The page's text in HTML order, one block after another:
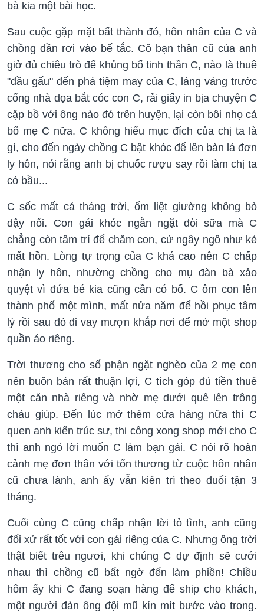
bà kia một bài học.
Sau cuộc gặp mặt bất thành đó, hôn nhân của C và
chồng dần rơi vào bế tắc. Cô bạn thân cũ của anh
giở đủ chiêu trò để khủng bố tinh thần C, nào là thuê
"đầu gấu" đến phá tiệm may của C, lảng vảng trước
cổng nhà dọa bắt cóc con C, rải giấy in bịa chuyện C
cặp bồ với ông nào đó trên huyện, lại còn bôi nhọ cả
bố mẹ C nữa. C không hiểu mục đích của chị ta là
gì, cho đến ngày chồng C bật khóc để lên bàn lá đơn
ly hôn, nói rằng anh bị chuốc rượu say rồi làm chị ta
có bầu...
C sốc mất cả tháng trời, ốm liệt giường không bò
dậy nổi. Con gái khóc ngằn ngặt đòi sữa mà C
chẳng còn tâm trí để chăm con, cứ ngây ngô như kẻ
mất hồn. Lòng tự trọng của C khá cao nên C chấp
nhận ly hôn, nhường chồng cho mụ đàn bà xảo
quyệt vì đứa bé kia cũng cần có bố. C ôm con lên
thành phố một mình, mất nửa năm để hồi phục tâm
lý rồi sau đó đi vay mượn khắp nơi để mở một shop
quần áo riêng.
Trời thương cho số phận ngặt nghèo của 2 mẹ con
nên buôn bán rất thuận lợi, C tích góp đủ tiền thuê
một căn nhà riêng và nhờ mẹ dưới quê lên trông
cháu giúp. Đến lúc mở thêm cửa hàng nữa thì C
quen anh kiến trúc sư, thi công xong shop mới cho C
thì anh ngỏ lời muốn C làm bạn gái. C nói rõ hoàn
cảnh mẹ đơn thân với tổn thương từ cuộc hôn nhân
cũ chưa lành, anh ấy vẫn kiên trì theo đuổi tận 3
tháng.
Cuối cùng C cũng chấp nhận lời tỏ tình, anh cũng
đối xử rất tốt với con gái riêng của C. Nhưng ông trời
thật biết trêu ngươi, khi chúng C dự định sẽ cưới
nhau thì chồng cũ bất ngờ đến làm phiền! Chiều
hôm ấy khi C đang soạn hàng để ship cho khách,
một người đàn ông đội mũ kín mít bước vào trong.